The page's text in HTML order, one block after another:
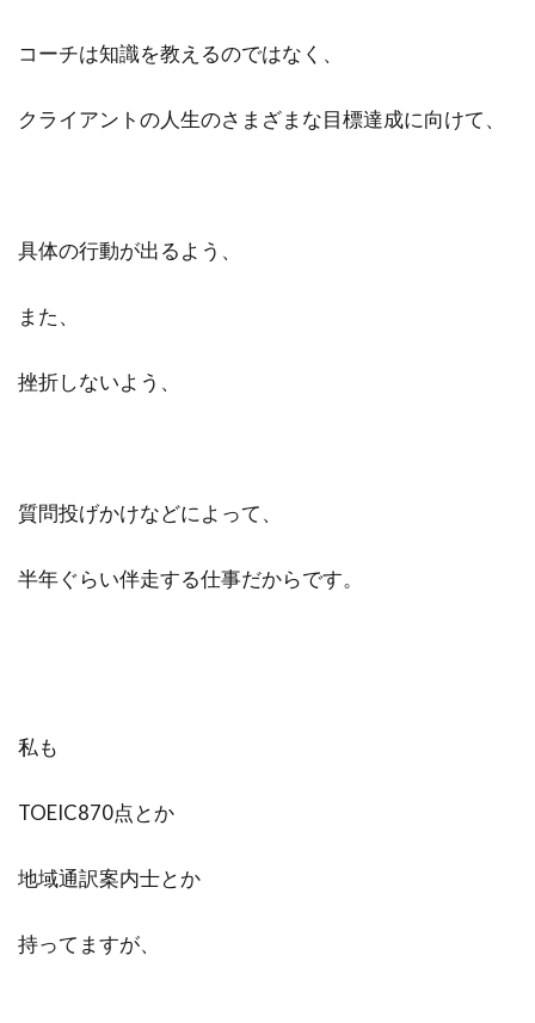
コーチは知識を教えるのではなく、
クライアントの人生のさまざまな目標達成に向けて、
具体の行動が出るよう、
また、
挫折しないよう、
質問投げかけなどによって、
半年ぐらい伴走する仕事だからです。
私も
TOEIC870点とか
地域通訳案内士とか
持ってますが、